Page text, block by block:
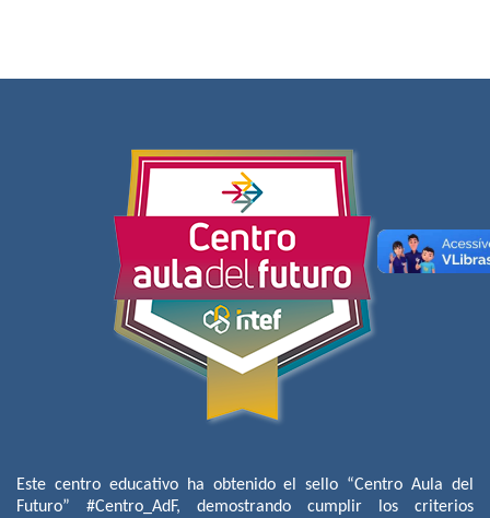
Este centro educativo ha obtenido el sello “Centro Aula del
Futuro” #Centro_AdF, demostrando cumplir los criterios